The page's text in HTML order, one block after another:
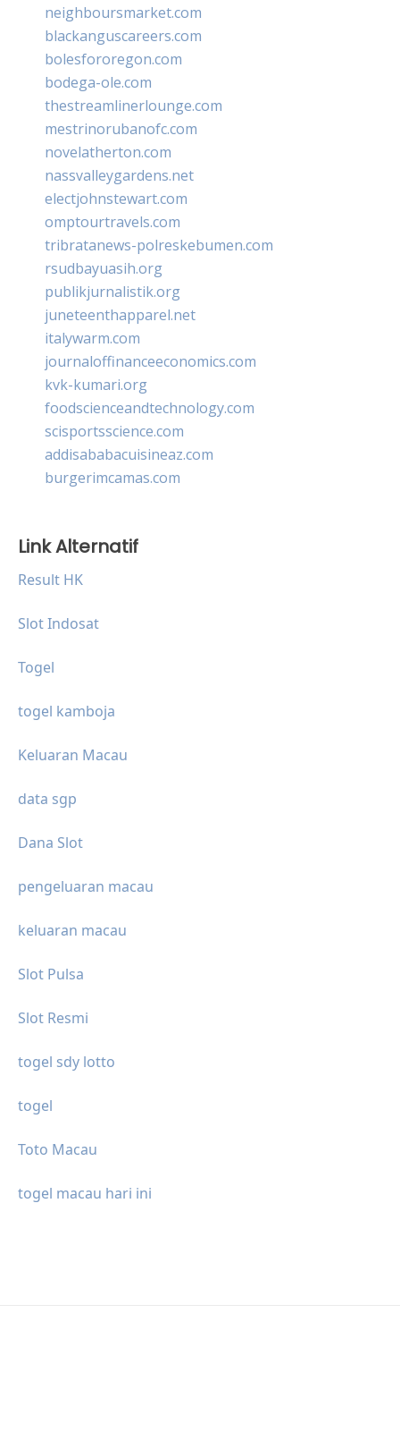
neighboursmarket.com
blackanguscareers.com
bolesfororegon.com
bodega-ole.com
thestreamlinerlounge.com
mestrinorubanofc.com
novelatherton.com
nassvalleygardens.net
electjohnstewart.com
omptourtravels.com
tribratanews-polreskebumen.com
rsudbayuasih.org
publikjurnalistik.org
juneteenthapparel.net
italywarm.com
journaloffinanceeconomics.com
kvk-kumari.org
foodscienceandtechnology.com
scisportsscience.com
addisababacuisineaz.com
burgerimcamas.com
Link Alternatif
Result HK
Slot Indosat
Togel
togel kamboja
Keluaran Macau
data sgp
Dana Slot
pengeluaran macau
keluaran macau
Slot Pulsa
Slot Resmi
togel sdy lotto
togel
Toto Macau
togel macau hari ini